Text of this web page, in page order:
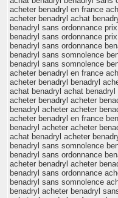
acheter benadryl en france
acheter benadryl achat
benadryl sans ordonnance
benadryl sans ordonnance
benadryl sans ordonnance
benadryl sans somnolence
benadryl sans somnolence
acheter benadryl en france
acheter benadryl benadryl
achat benadryl achat benadryl
acheter benadryl acheter
benadryl acheter acheter
acheter benadryl en france
benadryl acheter acheter
achat benadryl acheter
benadryl sans somnolence
benadryl sans ordonnance
acheter benadryl acheter
benadryl sans ordonnance
benadryl sans somnolence
benadryl acheter benadryl